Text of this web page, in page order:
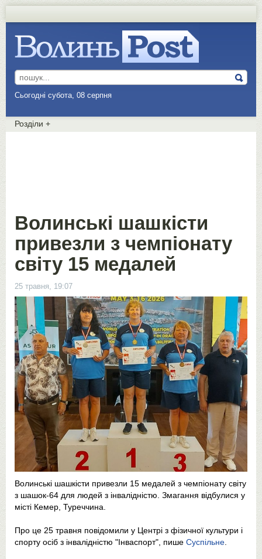
Сьогодні субота, 08 серпня
Розділи +
Волинські шашкісти
привезли з чемпіонату
світу 15 медалей
25 травня, 19:07
Волинські шашкісти привезли 15 медалей з чемпіонату світу
з шашок-64 для людей з інвалідністю. Змагання відбулися у
місті Кемер, Туреччина.
Про це 25 травня повідомили у Центрі з фізичної культури і
спорту осіб з інвалідністю "Інваспорт", пише Суспільне